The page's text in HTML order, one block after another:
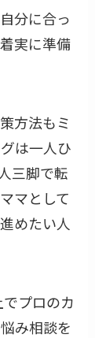
分に合っ
実に準備
方法もミ
は一人ひ
三脚で転
マとして
めたい人
プロのカ
み相談を